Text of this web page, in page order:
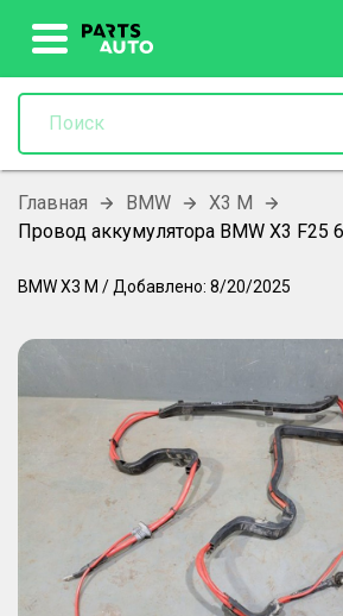
Главная BMW
X3 M
Провод аккумулятора BMW X3 F25
BMWX3 M / Добавлено: 8/20/2025